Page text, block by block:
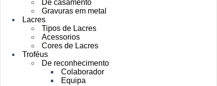
De casamento
Gravuras em metal
Lacres
Tipos de Lacres
Acessorios
Cores de Lacres
Troféus
De reconhecimento
Colaborador
Equipa